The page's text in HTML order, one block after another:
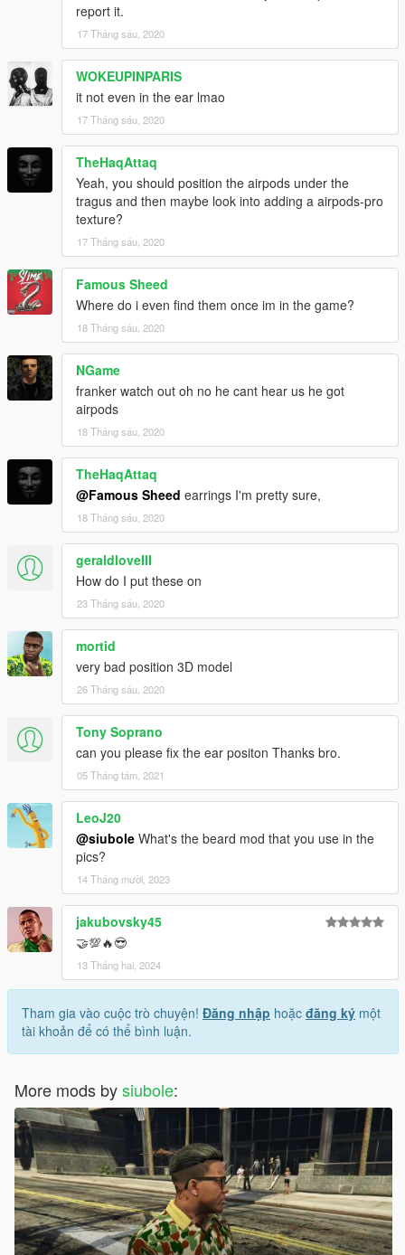
report it.
17 Tháng sáu, 2020
WOKEUPINPARIS
it not even in the ear lmao
17 Tháng sáu, 2020
TheHaqAttaq
Yeah, you should position the airpods under the
tragus and then maybe look into adding a airpods-pro
texture?
17 Tháng sáu, 2020
Famous Sheed
Where do i even find them once im in the game?
18 Tháng sáu, 2020
NGame
franker watch out oh no he cant hear us he got
airpods
18 Tháng sáu, 2020
TheHaqAttaq
@Famous Sheed earrings I'm pretty sure,
18 Tháng sáu, 2020
geraldloveIII
How do I put these on
23 Tháng sáu, 2020
mortid
very bad position 3D model
26 Tháng sáu, 2020
Tony Soprano
can you please fix the ear positon Thanks bro.
05 Tháng tám, 2021
LeoJ20
@siubole What's the beard mod that you use in the
pics?
14 Tháng mười, 2023
jakubovsky45
🤝💯🔥😎
13 Tháng hai, 2024
Tham gia vào cuộc trò chuyện! Đăng nhập hoặc đăng ký một
tài khoản để có thể bình luận.
More mods bysiubole: